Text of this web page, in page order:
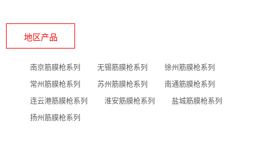
地区产品
南京筋膜枪系列 无锡筋膜枪系列
徐州筋膜枪系列
常州筋膜枪系列
苏州筋膜枪系列
南通筋膜枪系列
连云港筋膜枪系列
淮安筋膜枪系列
盐城筋膜枪系列
扬州筋膜枪系列